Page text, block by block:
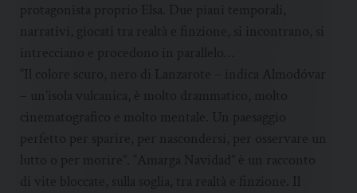
protagonista proprio Elsa. Due piani temporali,
narrativi, giocati tra realtà e finzione, si incontrano, si
intrecciano e procedono in parallelo…
“Il colore scuro, nero di Lanzarote – indica Almodóvar
– un’isola vulcanica, è molto drammatico, molto
cinematografico e molto mentale. Un paesaggio
perfetto per sparire, per nascondersi, per osservare un
lutto o per morire”. “Amarga Navidad” è un racconto
di vite bloccate, sulla soglia, tra realtà e finzione. Il